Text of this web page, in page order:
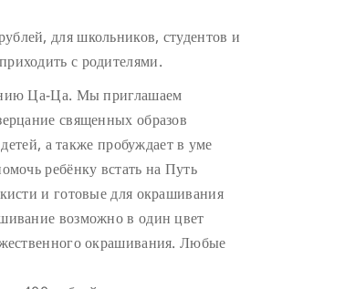
для школьников, студентов и
с родителями.
Ца-Ца. Мы приглашаем
священных образов
а также пробуждает в уме
ребёнку встать на Путь
и готовые для окрашивания
возможно в один цвет
окрашивания. Любые